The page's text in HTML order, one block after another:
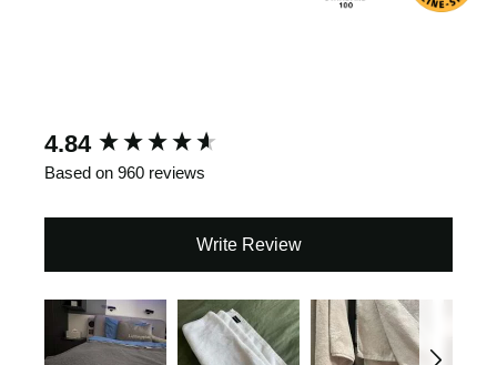
4.84
Based on 960 reviews
Write Review
New content loaded